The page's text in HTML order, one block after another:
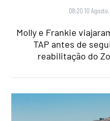
08:20 10
Molly e Frankie
TAP antes de
reabilitação do